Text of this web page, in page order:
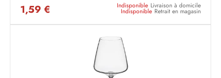
1,59 € Indisponible Livraison à domicile
Indisponible Retrait en magasin